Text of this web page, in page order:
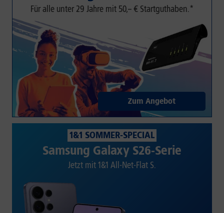
Für alle unter 29 Jahre mit 50,– € Startguthaben.*
Zum Angebot
1&1 SOMMER-SPECIAL
Samsung Galaxy S26-Serie
Jetzt mit 1&1 All-Net-Flat S.